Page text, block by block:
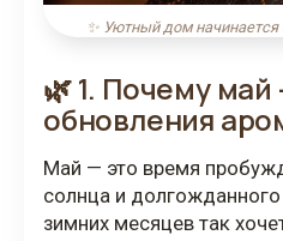
✨ Уютный дом начинается
🌿 1. Почему
обновления
Май — это время
солнца и
зимних месяцев так